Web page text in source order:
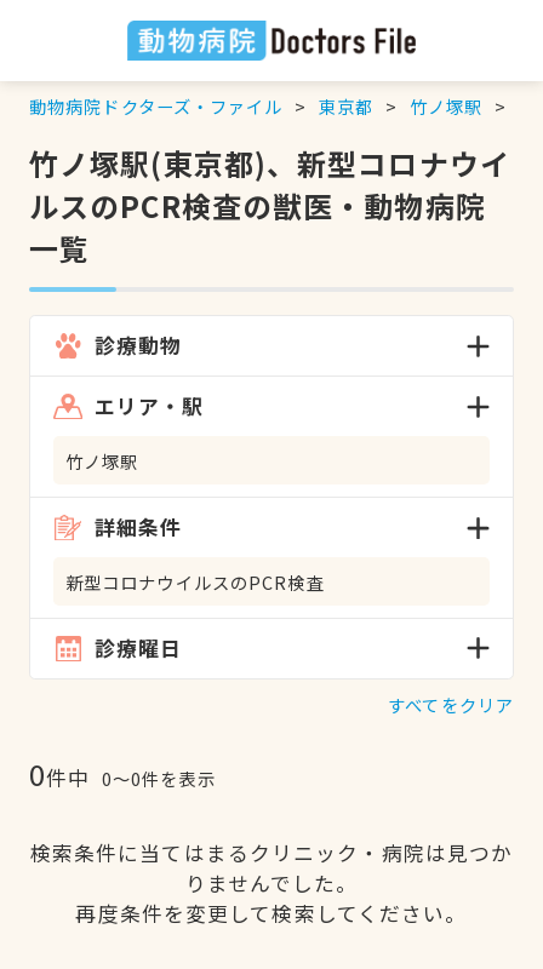
動物病院ドクターズ・ファイル 東京都 竹ノ塚駅
竹ノ塚駅(東京都)、新型コロナウイ
ルスのPCR検査の獣医・動物病院
一覧
診療動物
エリア・駅
竹ノ塚駅
詳細条件
新型コロナウイルスのPCR検査
診療曜日
すべてをクリア
0件中 0〜0件を表示
検索条件に当てはまるクリニック・病院は見つか
りませんでした。
再度条件を変更して検索してください。